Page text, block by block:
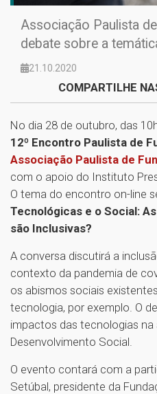
Associação Paulista
debate sobre a
21.10.2020
COMPARTILHE
No dia 28 de outubro, das
12º Encontro Paulista de
Associação Paulista de
com o apoio do Instituto
O tema do encontro on-line
Tecnológicas e o Social:
são Inclusivas?
A conversa discutirá a
contexto da pandemia de
os abismos sociais
tecnologia, por exemplo. O
impactos das tecnologias na
Desenvolvimento Social.
O evento contará com a
Setúbal, presidente da